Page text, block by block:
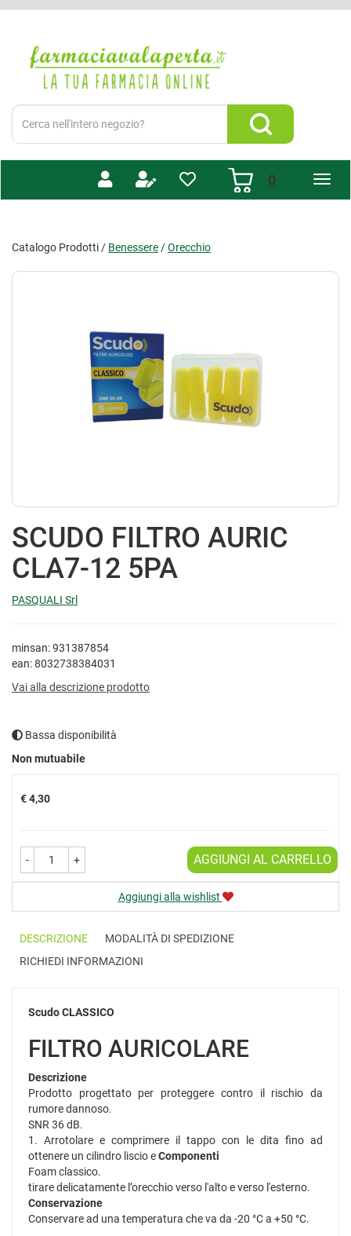
principale
Valaperta
Cerca
Prodotto
Cerca Prodotto
0prodotti
Catalogo Prodotti / Benessere /Orecchio
SCUDO FILTRO AURIC
CLA7-12 5PA
PASQUALI Srl
minsan: 931387854
ean: 8032738384031
Vai alla descrizione prodotto
Bassa disponibilità
Non mutuabile
Prezzo
€ 4,30
- + AGGIUNGI AL CARRELLO
Aggiungi alla wishlist
DESCRIZIONE
MODALITÀ DI SPEDIZIONE
RICHIEDI INFORMAZIONI
Scudo CLASSICO
FILTRO AURICOLARE
Descrizione
Prodotto progettato per proteggere contro il rischio da
rumore dannoso.
SNR 36 dB.
1. Arrotolare e comprimere il tappo con le dita fino ad
ottenere un cilindro liscio eComponenti
Foam classico.
tirare delicatamente l’orecchio verso l'alto e verso l'esterno.
Conservazione
Conservare ad una temperatura che va da -20 °C a +50 °C.